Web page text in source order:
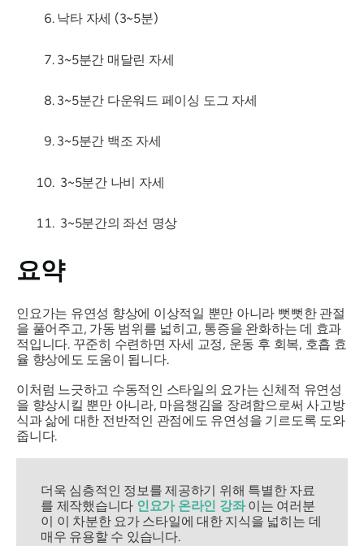
낙타 자세 (3~5분)
3~5분간 매달린 자세
3~5분간 다운워드 페이싱 도그 자세
3~5분간 백조 자세
3~5분간 나비 자세
3~5분간의 좌선 명상
요약
인요가는 유연성 향상에 이상적일 뿐만 아니라 뻣뻣한 관절
을 풀어주고, 가동 범위를 넓히고, 통증을 완화하는 데 효과
적입니다. 꾸준히 수련하면 자세 교정, 운동 후 회복, 호흡 효
율 향상에도 도움이 됩니다.
이처럼 느긋하고 수동적인 스타일의 요가는 신체적 유연성
을 향상시킬 뿐만 아니라, 마음챙김을 장려함으로써 사고방
식과 삶에 대한 전반적인 관점에도 유연성을 기르도록 도와
줍니다.
더욱 심층적인 정보를 제공하기 위해 특별한 자료
를 제작했습니다 인요가 온라인 강좌이는 여러분
이 이 차분한 요가 스타일에 대한 지식을 넓히는 데
매우 유용할 수 있습니다.